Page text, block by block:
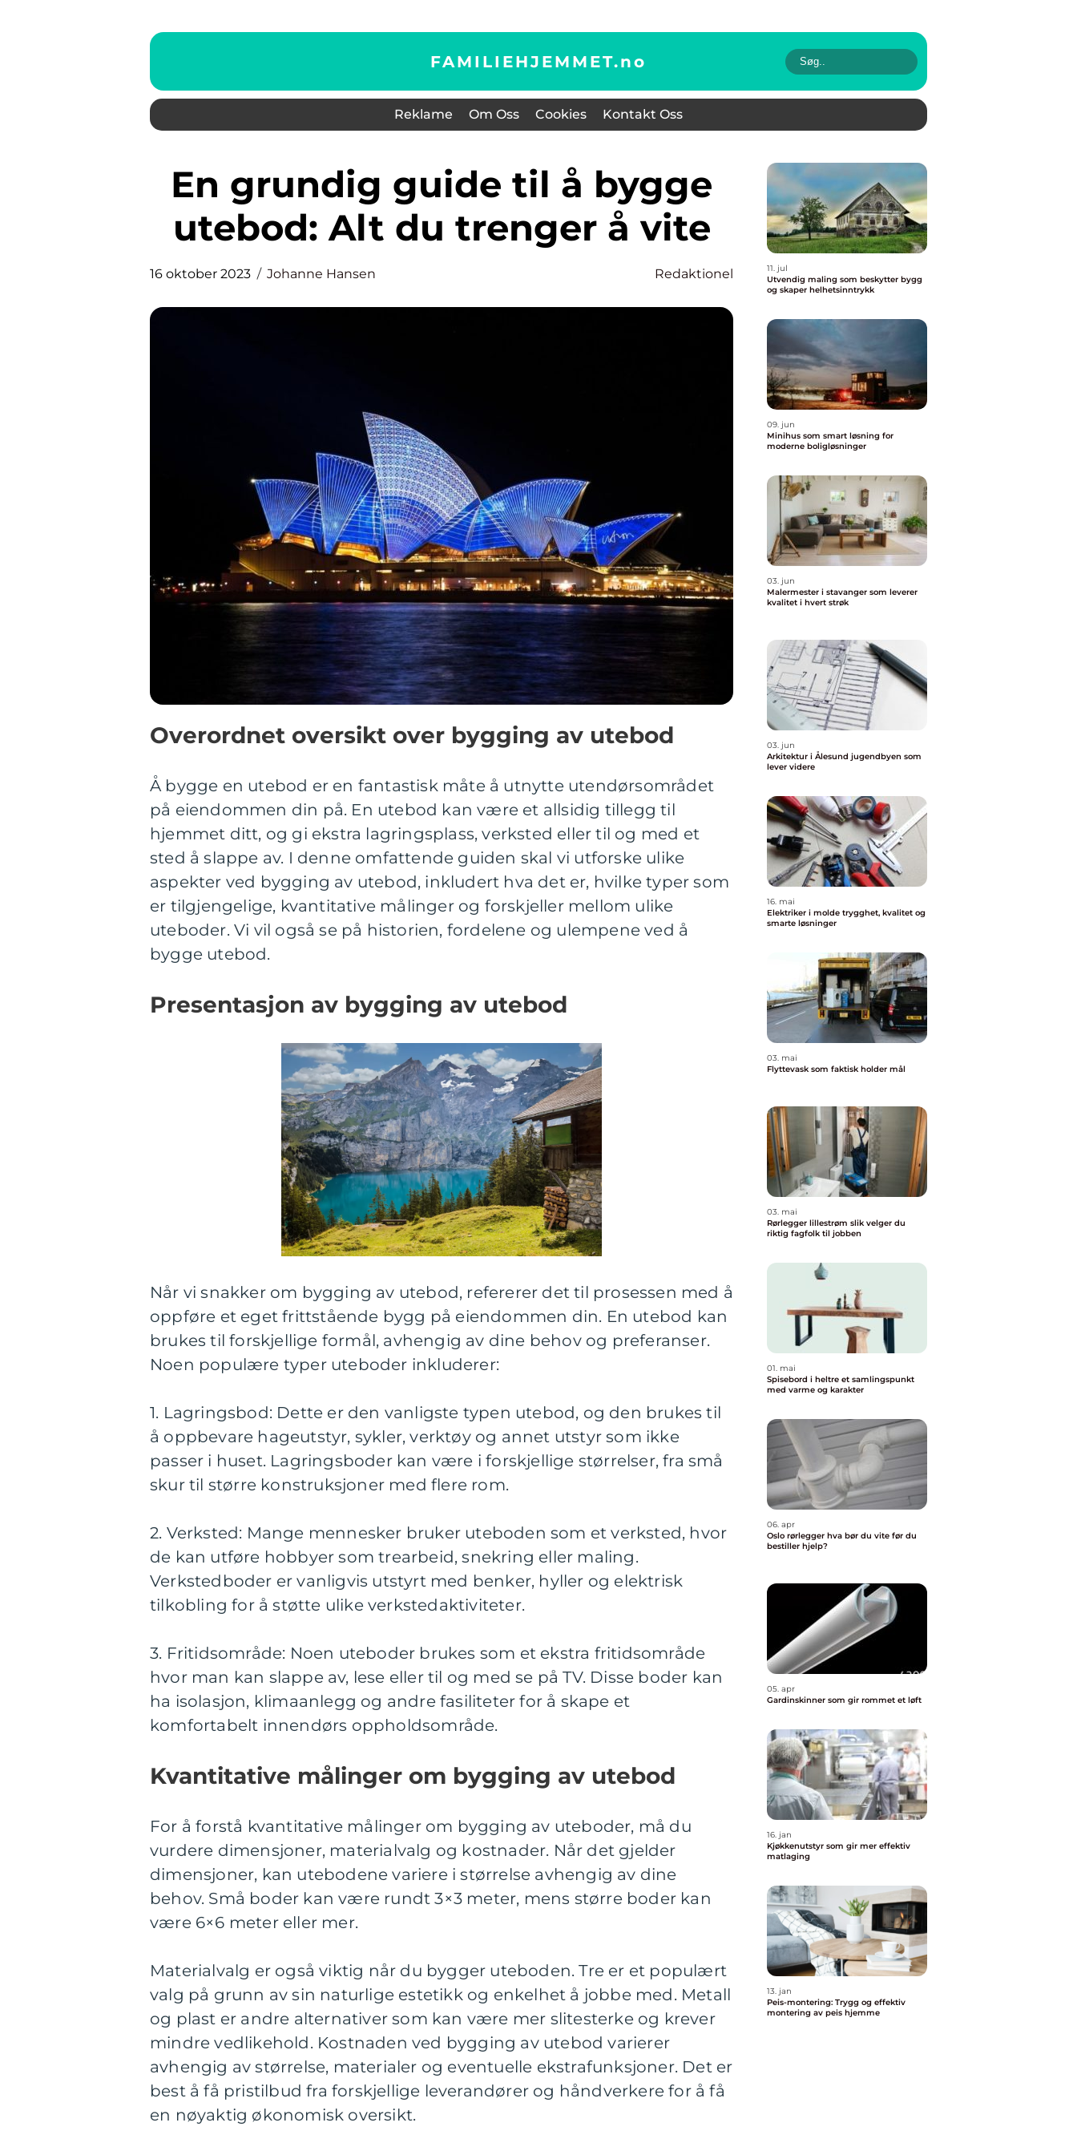
FAMILIEHJEMMET.no
Reklame Om Oss Cookies Kontakt Oss
En grundig guide til å bygge
utebod: Alt du trenger å vite
16 oktober 2023 Johanne Hansen Redaktionel
Overordnet oversikt over bygging av utebod
Å bygge en utebod er en fantastisk måte å utnytte utendørsområdet
på eiendommen din på. En utebod kan være et allsidig tillegg til
hjemmet ditt, og gi ekstra lagringsplass, verksted eller til og med et
sted å slappe av. I denne omfattende guiden skal vi utforske ulike
aspekter ved bygging av utebod, inkludert hva det er, hvilke typer som
er tilgjengelige, kvantitative målinger og forskjeller mellom ulike
uteboder. Vi vil også se på historien, fordelene og ulempene ved å
bygge utebod.
Presentasjon av bygging av utebod
Når vi snakker om bygging av utebod, refererer det til prosessen med å
oppføre et eget frittstående bygg på eiendommen din. En utebod kan
brukes til forskjellige formål, avhengig av dine behov og preferanser.
Noen populære typer uteboder inkluderer:
1. Lagringsbod: Dette er den vanligste typen utebod, og den brukes til
å oppbevare hageutstyr, sykler, verktøy og annet utstyr som ikke
passer i huset. Lagringsboder kan være i forskjellige størrelser, fra små
skur til større konstruksjoner med flere rom.
2. Verksted: Mange mennesker bruker uteboden som et verksted, hvor
de kan utføre hobbyer som trearbeid, snekring eller maling.
Verkstedboder er vanligvis utstyrt med benker, hyller og elektrisk
tilkobling for å støtte ulike verkstedaktiviteter.
3. Fritidsområde: Noen uteboder brukes som et ekstra fritidsområde
hvor man kan slappe av, lese eller til og med se på TV. Disse boder kan
ha isolasjon, klimaanlegg og andre fasiliteter for å skape et
komfortabelt innendørs oppholdsområde.
Kvantitative målinger om bygging av utebod
For å forstå kvantitative målinger om bygging av uteboder, må du
vurdere dimensjoner, materialvalg og kostnader. Når det gjelder
dimensjoner, kan utebodene variere i størrelse avhengig av dine
behov. Små boder kan være rundt 3×3 meter, mens større boder kan
være 6×6 meter eller mer.
Materialvalg er også viktig når du bygger uteboden. Tre er et populært
valg på grunn av sin naturlige estetikk og enkelhet å jobbe med. Metall
og plast er andre alternativer som kan være mer slitesterke og krever
mindre vedlikehold. Kostnaden ved bygging av utebod varierer
avhengig av størrelse, materialer og eventuelle ekstrafunksjoner. Det er
best å få pristilbud fra forskjellige leverandører og håndverkere for å få
en nøyaktig økonomisk oversikt.
11. jul
Utvendig maling som beskytter bygg
og skaper helhetsinntrykk
09. jun
Minihus som smart løsning for
moderne boligløsninger
03. jun
Malermester i stavanger som leverer
kvalitet i hvert strøk
03. jun
Arkitektur i Ålesund jugendbyen som
lever videre
16. mai
Elektriker i molde trygghet, kvalitet og
smarte løsninger
03. mai
Flyttevask som faktisk holder mål
03. mai
Rørlegger lillestrøm slik velger du
riktig fagfolk til jobben
01. mai
Spisebord i heltre et samlingspunkt
med varme og karakter
06. apr
Oslo rørlegger hva bør du vite før du
bestiller hjelp?
05. apr
Gardinskinner som gir rommet et løft
16. jan
Kjøkkenutstyr som gir mer effektiv
matlaging
13. jan
Peis-montering: Trygg og effektiv
montering av peis hjemme